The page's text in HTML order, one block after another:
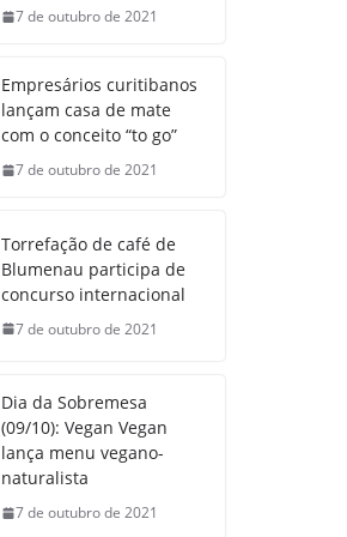
7 de outubro de 2021
Empresários curitibanos
lançam casa de mate
com o conceito “to go”
7 de outubro de 2021
Torrefação de café de
Blumenau participa de
concurso internacional
7 de outubro de 2021
Dia da Sobremesa
(09/10): Vegan Vegan
lança menu vegano-
naturalista
7 de outubro de 2021